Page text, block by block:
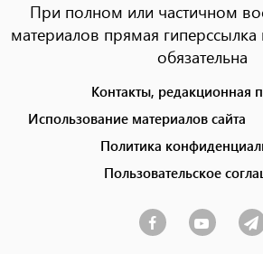
При полном или частичном
материалов прямая гиперссылка
обязательна
menu
Контакты, редакционная
Использование материалов сайта
Политика
Пользовательское